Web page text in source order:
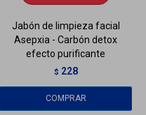
Jabón de limpieza facial
Asepxia - Carbón detox
efecto purificante
$ 228